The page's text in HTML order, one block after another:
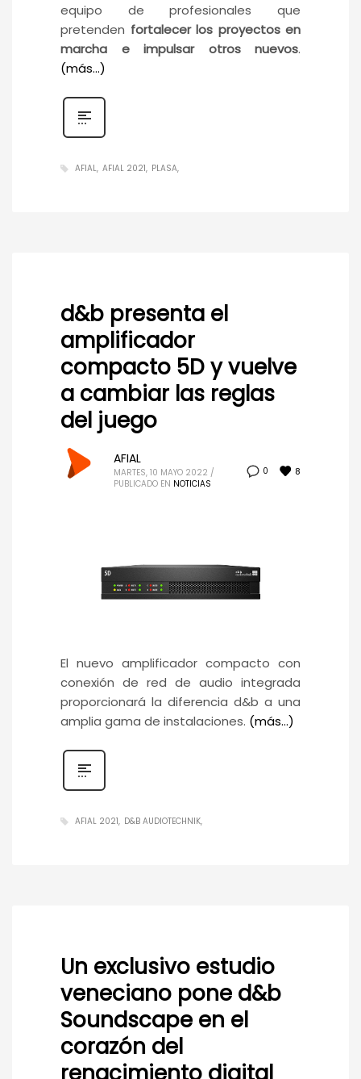
equipo de profesionales que
pretenden fortalecer los proyectos en
marcha e impulsar otros nuevos.
(más…)
AFIAL AFIAL 2021 PLASA
d&b presenta el
amplificador
compacto 5D y vuelve
a cambiar las reglas
del juego
0 8
AFIAL
MARTES, 10 MAYO 2022 /
PUBLICADO EN NOTICIAS
El nuevo amplificador compacto con
conexión de red de audio integrada
proporcionará la diferencia d&b a una
amplia gama de instalaciones. (más…)
AFIAL 2021 D&B AUDIOTECHNIK
Un exclusivo estudio
veneciano pone d&b
Soundscape en el
corazón del